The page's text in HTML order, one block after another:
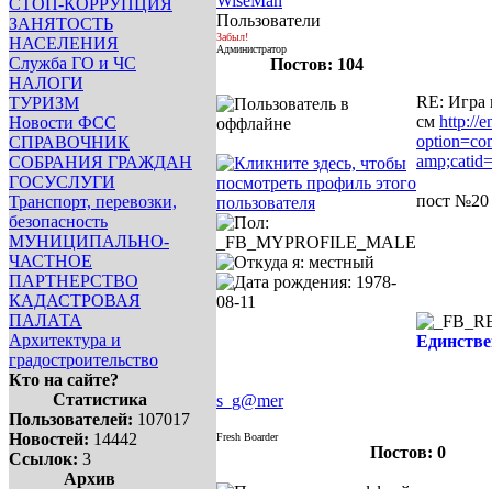
СТОП-КОРРУПЦИЯ
ЗАНЯТОСТЬ
НАСЕЛЕНИЯ
Служба ГО и ЧС
НАЛОГИ
ТУРИЗМ
Новости ФСС
СПРАВОЧНИК
СОБРАНИЯ ГРАЖДАН
ГОСУСЛУГИ
Транспорт, перевозки,
безопасность
МУНИЦИПАЛЬНО-
ЧАСТНОЕ
ПАРТНЕРСТВО
КАДАСТРОВАЯ
ПАЛАТА
Архитектура и
градостроительство
Кто на сайте?
Статистика
Пользователей: 107017
Новостей: 14442
Ссылок: 3
Архив
Пользователи
Забыл!
Администратор
Постов: 104
RE: Игра
см http://
пост №20
s_g@mer
Fresh Boarder
Постов: 0